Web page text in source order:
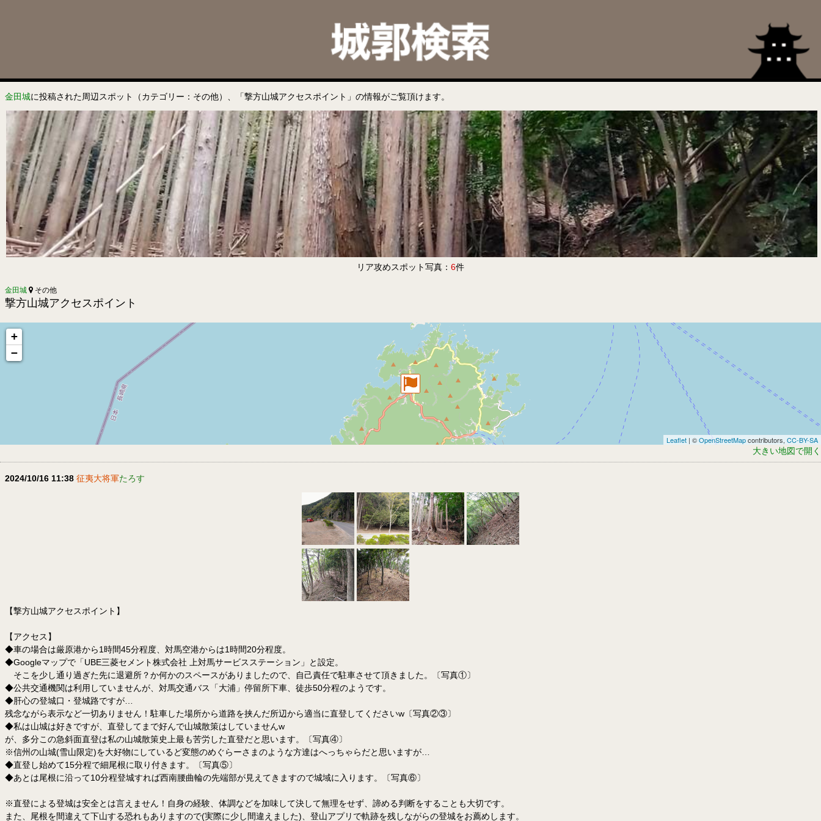
金田城に投稿された周辺スポット（カテゴリー：その他）、「撃方山城アクセスポイント」の情報がご覧頂けます。
リア攻めスポット写真： 6件
金田城 その他
撃方山城アクセスポイント
+
−
Leaflet | ©OpenStreetMapcontributors, CC-BY-SA
大きい地図で開く
2024/10/16 11:38 征夷大将軍たろす
【撃方山城アクセスポイント】
【アクセス】
◆車の場合は厳原港から1時間45分程度、対馬空港からは1時間20分程度。
◆Googleマップで「UBE三菱セメント株式会社 上対馬サービスステーション」と設定。
そこを少し通り過ぎた先に退避所？か何かのスペースがありましたので、自己責任で駐車させて頂きました。〔写真①〕
◆公共交通機関は利用していませんが、対馬交通バス「大浦」停留所下車、徒歩50分程のようです。
◆肝心の登城口・登城路ですが…
残念ながら表示など一切ありません！駐車した場所から道路を挟んだ所辺から適当に直登してくださいw〔写真②③〕
◆私は山城は好きですが、直登してまで好んで山城散策はしていませんw
が、多分この急斜面直登は私の山城散策史上最も苦労した直登だと思います。〔写真④〕
※信州の山城(雪山限定)を大好物にしているど変態のめぐらーさまのような方達はへっちゃらだと思いますが…
◆直登し始めて15分程で細尾根に取り付きます。〔写真⑤〕
◆あとは尾根に沿って10分程登城すれば西南腰曲輪の先端部が見えてきますので城域に入ります。〔写真⑥〕
※直登による登城は安全とは言えません！自身の経験、体調などを加味して決して無理をせず、諦める判断をすることも大切です。
また、尾根を間違えて下山する恐れもありますので(実際に少し間違えました)、登山アプリで軌跡を残しながらの登城をお薦めします。